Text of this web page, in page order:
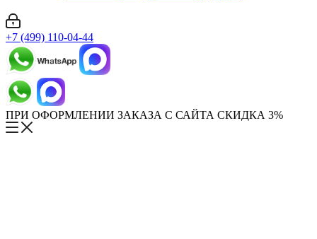
+7 (499) 110-04-44
ПРИ ОФОРМЛЕНИИ ЗАКАЗА С САЙТА СКИДКА 3%